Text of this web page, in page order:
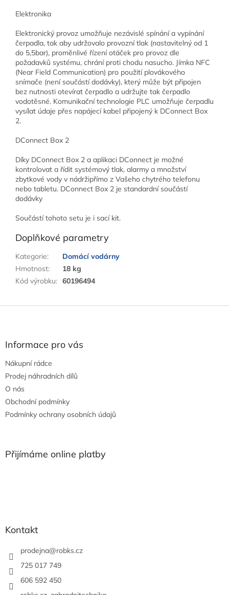
Elektronika
Elektronický provoz umožňuje nezávislé spínání a vypínání
čerpadla, tak aby udržovalo provozní tlak (nastavitelný od 1
do 5,5bar), proměnlivé řízení otáček pro provoz dle
požadavků systému, chrání proti chodu nasucho. Jímka NFC
(Near Field Communication) pro použití plovákového
snímače (není součástí dodávky), který může být připojen
bez nutnosti otevírat čerpadlo a udržujte tak čerpadlo
vodotěsné. Komunikační technologie PLC umožňuje čerpadlu
vysílat údaje přes napájecí kabel připojený k DConnect Box
2.
DConnect Box 2
Díky DConnect Box 2 a aplikaci DConnect je možné
kontrolovat a řídit systémový tlak, alarmy a množství
zbytkové vody v nádržipřímo z Vašeho chytrého telefonu
nebo tabletu. DConnect Box 2 je standardní součástí
dodávky
Součástí tohoto setu je i sací kit.
Doplňkové parametry
Kategorie:
Domácí vodárny
Hmotnost:
18 kg
Kód výrobku: 60196494
Informace pro vás
Nákupní rádce
Prodej náhradních dílů
O nás
Obchodní podmínky
Podmínky ochrany osobních údajů
Přijímáme online platby
Kontakt
prodejna@robks.cz
725 017 749
606 592 450